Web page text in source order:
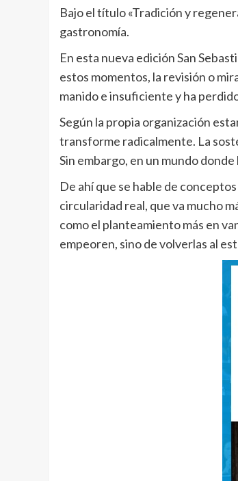
Bajo el título «Tradición y
gastronomía.
En esta nueva edición San
estos momentos, la revisión o
manido e insuficiente y ha
Según la propia organización
transforme radicalmente. La
Sin embargo, en un mundo
De ahí que se hable de
circularidad real, que va mucho
como el planteamiento más en
empeoren, sino de volverlas al